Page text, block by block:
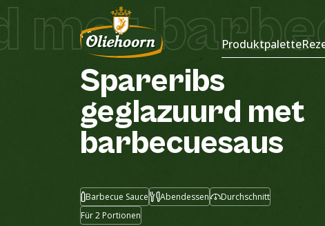
Produktpalette
Rezepte
Spareribs
geglazuurd met
barbecuesaus
Barbecue Sauce Abendessen
Durchschnitt
Für 2 Portionen